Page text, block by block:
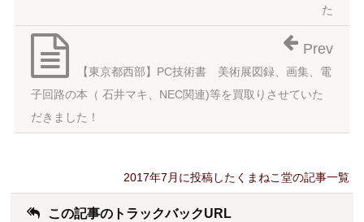
た
【東京都西部】PC技術書 美術展図録、画集、電
子回路の本（ 石井マキ、NEC関連)等を買取りさせていた
だきました！
Prev
2017年7月に投稿したくまねこ堂の記事一覧
この記事のトラックバックURL